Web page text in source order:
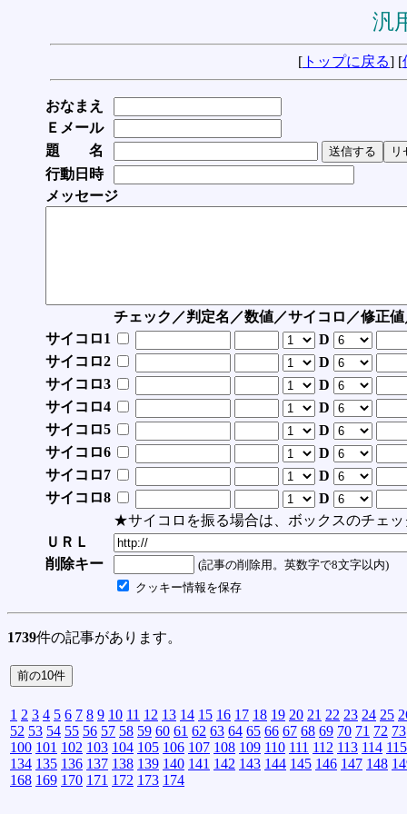
汎
[ トップに戻る] [
おなまえ
Ｅメール
題 名
行動日時
メッセージ
チェック／判定名／数値／サイコロ／修正
サイコロ1
D
サイコロ2
D
サイコロ3
D
サイコロ4
D
サイコロ5
D
サイコロ6
D
サイコロ7
D
サイコロ8
D
★サイコロを振る場合は、ボックスのチェッ
ＵＲＬ
削除キー
(記事の削除用。英数字で8文字以内)
クッキー情報を保存
1739件の記事があります。
1 2 3 4 5 6 7 8 9 10 11 12 13 14 15 16 17 18 19 20 21 22 23 24 25
52 53 54 55 56 57 58 59 60 61 62 63 64 65 66 67 68 69 70 71 72 73
100 101 102 103 104 105 106 107 108 109 110 111 112 113 114 115
134 135 136 137 138 139 140 141 142 143 144 145 146 147 148
168 169 170 171 172 173 174